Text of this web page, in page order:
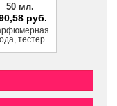
50 мл.
руб.
тестер